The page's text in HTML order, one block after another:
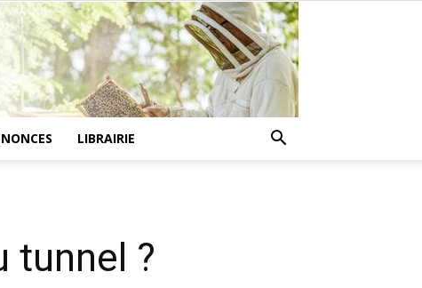
LIBRAIRIE
tunnel ?